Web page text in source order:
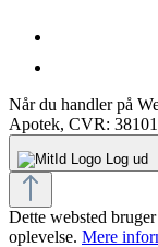
Når du handler på
Apotek, CVR:
Log ud
Dette websted
oplevelse. Mere